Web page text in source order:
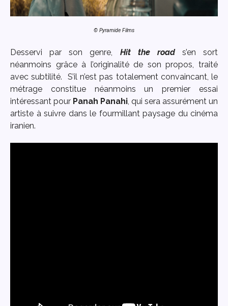
© Pyramide Films
Desservi par son genre, Hit the roads’en sort
néanmoins grâce à l’originalité de son propos, traité
avec subtilité. S’il n’est pas totalement convaincant, le
métrage constitue néanmoins un premier essai
intéressant pour Panah Panahi, qui sera assurément un
artiste à suivre dans le fourmillant paysage du cinéma
iranien.